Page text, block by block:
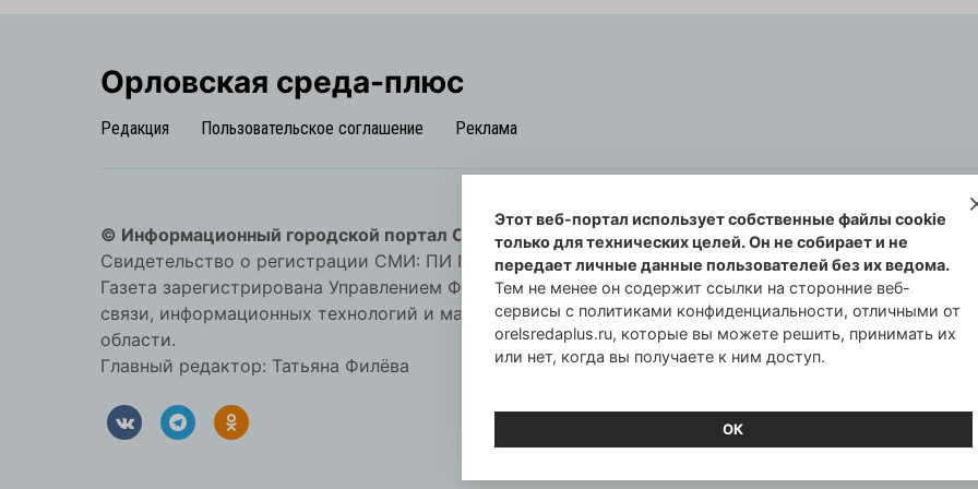
Орловская cреда-плюс
Редакция Пользовательское соглашение Реклама
© Информационный городской портал Орловская cреда-плюс, 2021-2026
Свидетельство о регистрации СМИ: ПИ №57-00254 от 29 октября 2013 г.
Газета зарегистрирована Управлением Федеральной службы по надзору в сфере
связи, информационных технологий и массовых коммуникаций по Орловской
области.
Главный редактор: Татьяна Филёва
Этот веб-портал использует собственные файлы cookie
только для технических целей. Он не собирает и не
передает личные данные пользователей без их ведома.
Тем не менее он содержит ссылки на сторонние веб-
сервисы с политиками конфиденциальности, отличными от
orelsredaplus.ru, которые вы можете решить, принимать их
или нет, когда вы получаете к ним доступ.
ОК